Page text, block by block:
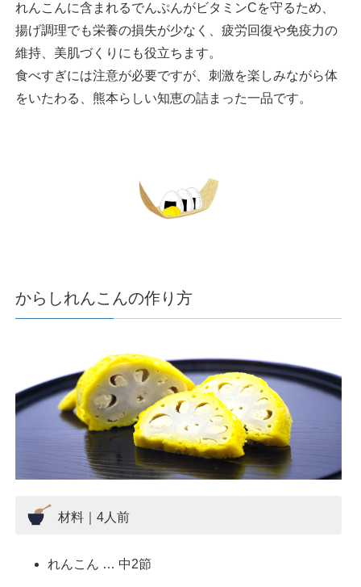
れんこんに含まれるでんぷんがビタミンCを守るため、
揚げ調理でも栄養の損失が少なく、疲労回復や免疫力の
維持、美肌づくりにも役立ちます。
食べすぎには注意が必要ですが、刺激を楽しみながら体
をいたわる、熊本らしい知恵の詰まった一品です。
からしれんこんの作り方
材料｜4人前
れんこん … 中2節